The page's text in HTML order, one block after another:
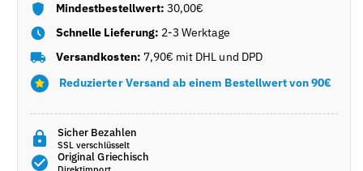
Mindestbestellwert: 30,00€
Schnelle Lieferung: 2-3 Werktage
Versandkosten: 7,90€ mit DHL und DPD
Reduzierter Versand ab einem Bestellwert von 90€
Sicher Bezahlen
SSL verschlüsselt
Original Griechisch